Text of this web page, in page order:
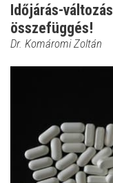
Időjárás-
összefüggés!
Dr. Komáromi Zoltán